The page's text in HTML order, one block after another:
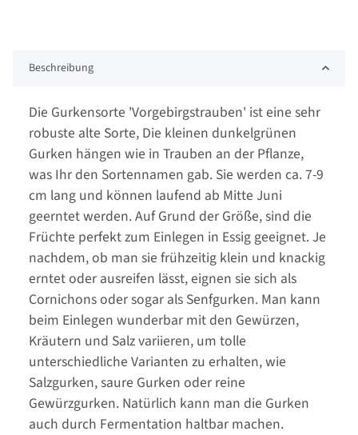
Beschreibung
Die Gurkensorte 'Vorgebirgstrauben' ist eine sehr
robuste alte Sorte, Die kleinen dunkelgrünen
Gurken hängen wie in Trauben an der Pflanze,
was Ihr den Sortennamen gab. Sie werden ca. 7-9
cm lang und können laufend ab Mitte Juni
geerntet werden. Auf Grund der Größe, sind die
Früchte perfekt zum Einlegen in Essig geeignet. Je
nachdem, ob man sie frühzeitig klein und knackig
erntet oder ausreifen lässt, eignen sie sich als
Cornichons oder sogar als Senfgurken. Man kann
beim Einlegen wunderbar mit den Gewürzen,
Kräutern und Salz variieren, um tolle
unterschiedliche Varianten zu erhalten, wie
Salzgurken, saure Gurken oder reine
Gewürzgurken. Natürlich kann man die Gurken
auch durch Fermentation haltbar machen.